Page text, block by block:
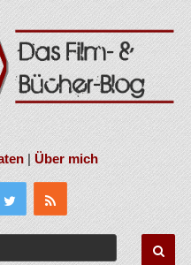
|Über mich